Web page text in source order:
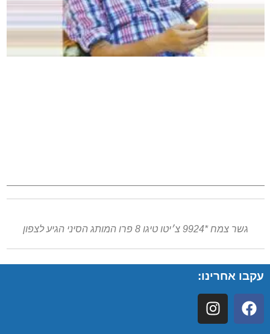
גשר צמח *9924 צ׳יטו טיגו 8 פרו המותג הסיני הגיע לצפון
עקבו אחרינו: